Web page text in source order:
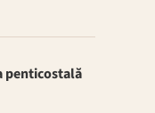
penticostală